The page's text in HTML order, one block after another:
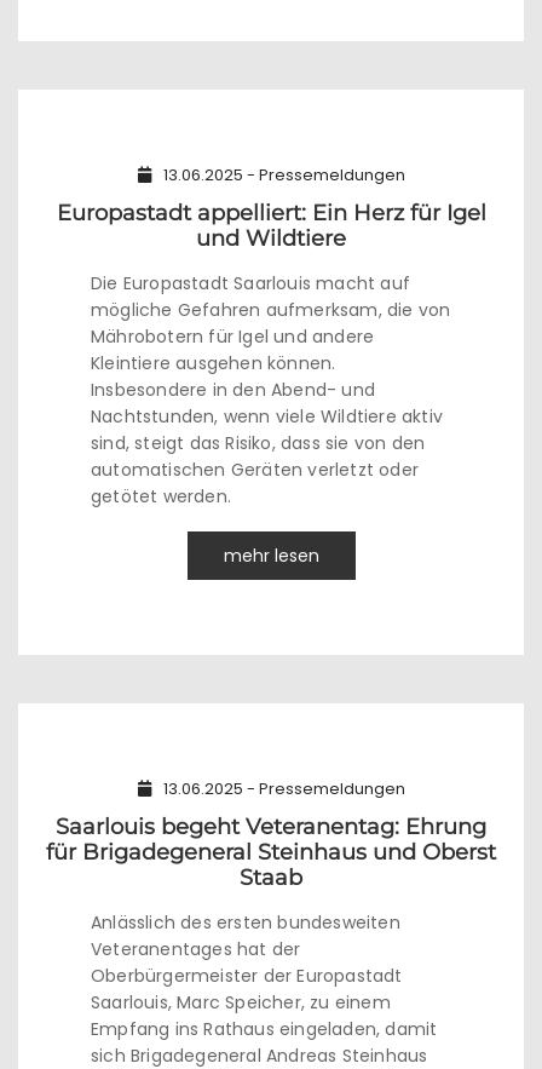
13.06.2025 - Pressemeldungen
Europastadt appelliert: Ein Herz für Igel
und Wildtiere
Die Europastadt Saarlouis macht auf
mögliche Gefahren aufmerksam, die von
Mährobotern für Igel und andere
Kleintiere ausgehen können.
Insbesondere in den Abend- und
Nachtstunden, wenn viele Wildtiere aktiv
sind, steigt das Risiko, dass sie von den
automatischen Geräten verletzt oder
getötet werden.
mehr lesen
13.06.2025 - Pressemeldungen
Saarlouis begeht Veteranentag: Ehrung
für Brigadegeneral Steinhaus und Oberst
Staab
Anlässlich des ersten bundesweiten
Veteranentages hat der
Oberbürgermeister der Europastadt
Saarlouis, Marc Speicher, zu einem
Empfang ins Rathaus eingeladen, damit
sich Brigadegeneral Andreas Steinhaus